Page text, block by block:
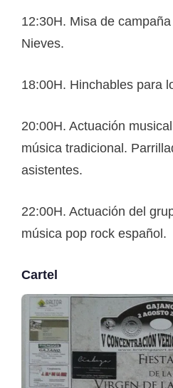
12:30H. Misa de
Nieves.
18:00H. Hinchables para
20:00H. Actuación
música tradicional.
asistentes.
22:00H. Actuación del
música pop rock español.
Cartel